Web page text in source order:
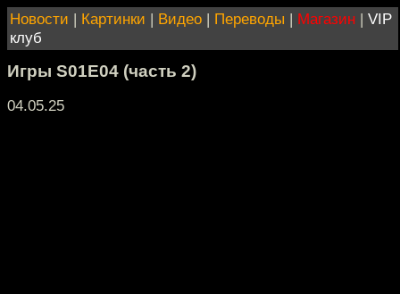
Новости | Картинки | Видео | Переводы | Магазин | VIP
клуб
Игры S01E04 (часть 2)
04.05.25